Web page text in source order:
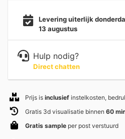
Levering uiterlijk
13 augustus
Hulp nodig?
Direct chatten
Prijs is inclusief instelkosten,
Gratis 3d visualisatie binnen 60
Gratis sample per post verstuurd